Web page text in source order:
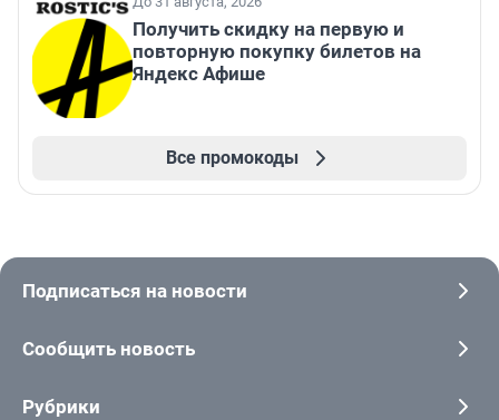
Получить скидку на первую и
повторную покупку билетов на
Яндекс Афише
Все промокоды
Подписаться на новости
Сообщить новость
Рубрики